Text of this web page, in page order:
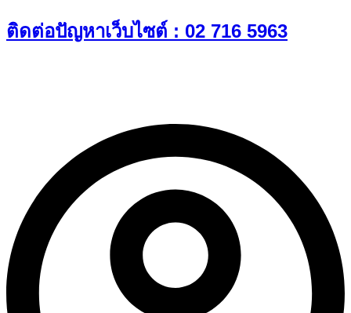
Skip
to
ติดต่อปัญหาเว็บไซต์ : 02 716 5963